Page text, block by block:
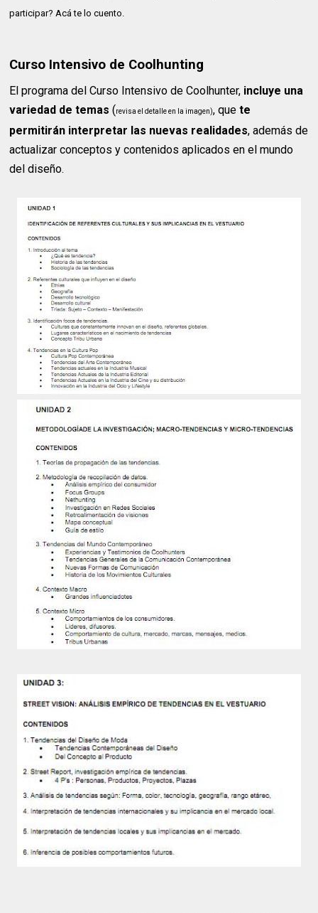
participar? Acá te lo cuento.
Curso Intensivo de Coolhunting
El programa del Curso Intensivo de Coolhunter, incluye una
variedad de temas (revisa el detalle en la imagen), que te
permitirán interpretar las nuevas realidades, además de
actualizar conceptos y contenidos aplicados en el mundo
del diseño.